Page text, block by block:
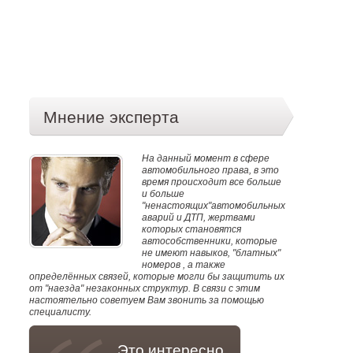
Мнение эксперта
На данный момент в сфере
автомобильного права, в это
время происходит все больше
и больше
"ненастоящих"автомобильных
аварий и ДТП, жертвами
которых становятся
автособственники, которые
не имеют навыков, "блатных"
номеров , а также
определённых связей, которые могли бы защитить их
от "наезда" незаконных структур. В связи с этим
настоятельно советуем Вам звонить за помощью
специалисту.